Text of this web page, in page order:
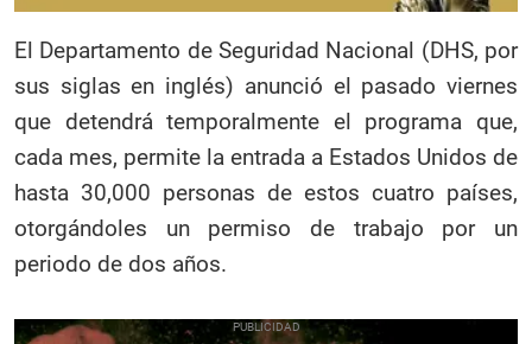
El Departamento de Seguridad Nacional (DHS, por
sus siglas en inglés) anunció el pasado viernes
que detendrá temporalmente el programa que,
cada mes, permite la entrada a Estados Unidos de
hasta 30,000 personas de estos cuatro países,
otorgándoles un permiso de trabajo por un
periodo de dos años.